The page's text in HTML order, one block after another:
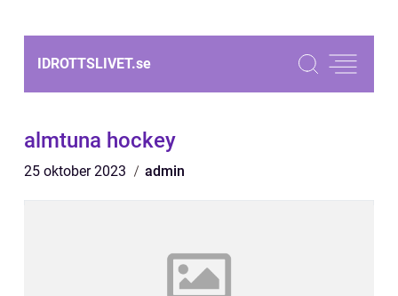
IDROTTSLIVET.se
almtuna hockey
25 oktober 2023 admin